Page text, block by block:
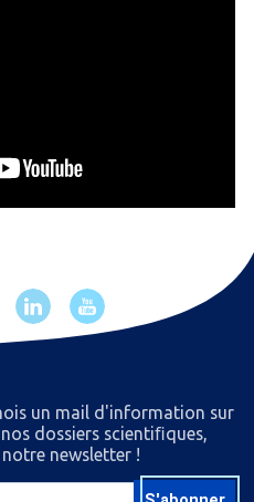
un mail d'information sur
dossiers scientiﬁques,
newsletter !